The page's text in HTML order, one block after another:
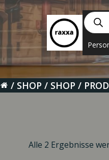
Zum
Inhalt
springen
Suche
nach
SHOP SHOP
Alle 2 Ergebnisse